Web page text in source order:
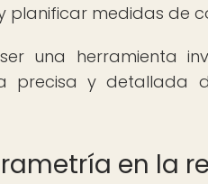
medidas de
una herramienta
precisa y detallada
en la